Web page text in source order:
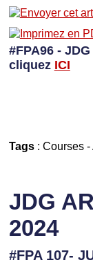
#FPA96 -
cliquez ICI
Tags: Courses-
JDG
2024
#FPA 107-